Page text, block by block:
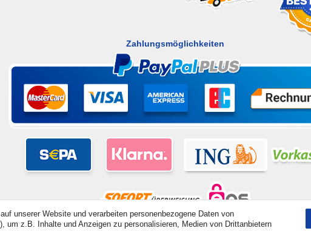
Zahlungsmöglichkeiten
unserer Website und verarbeiten personenbezogene Daten von
um z.B. Inhalte und Anzeigen zu personalisieren, Medien von Drittanbietern